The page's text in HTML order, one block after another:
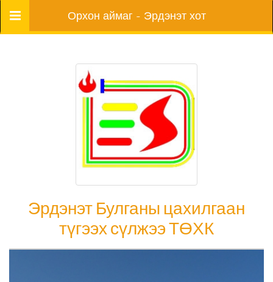
Цэс Орхон аймаг - Эрдэнэт хот
Эрдэнэт Булганы цахилгаан
түгээх сүлжээ ТӨХК